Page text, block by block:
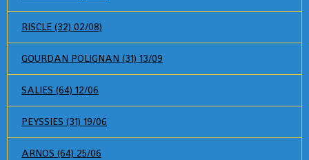
RISCLE (32) 02/08)
GOURDAN POLIGNAN (31) 13/09
SALIES (64) 12/06
PEYSSIES (31) 19/06
ARNOS (64) 25/06